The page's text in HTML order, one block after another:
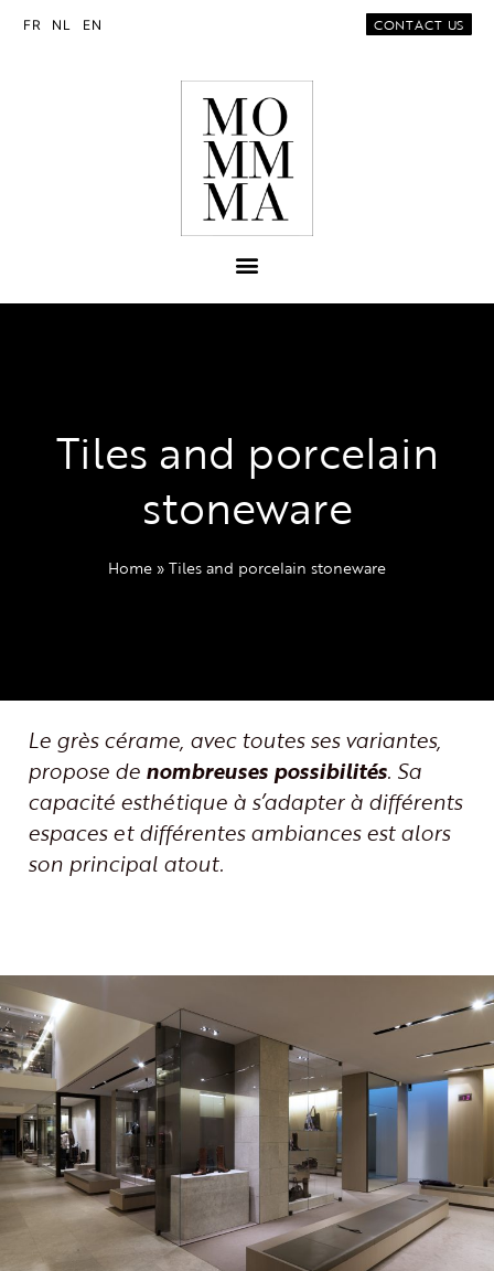
FR NL EN CONTACT US
Tiles and porcelain
stoneware
Home » Tiles and porcelain stoneware
Le grès cérame, avec toutes ses variantes,
propose de nombreuses possibilités. Sa
capacité esthétique à s’adapter à différents
espaces et différentes ambiances est alors
son principal atout.